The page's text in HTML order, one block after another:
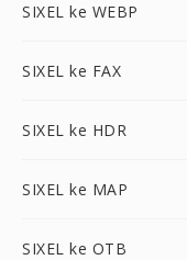
SIXEL ke WEBP
SIXEL ke FAX
SIXEL ke HDR
SIXEL ke MAP
SIXEL ke OTB